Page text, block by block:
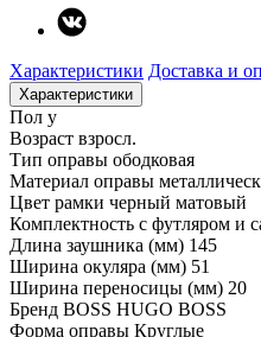
Характеристики Доставка и
Характеристики
Пол у
Возраст взросл.
Тип оправы ободковая
Материал оправы
Цвет рамки черный матовый
Комплектность с футляром и
Длина заушника (мм) 145
Ширина окуляра (мм) 51
Ширина переносицы (мм) 20
Бренд BOSS HUGO BOSS
Форма оправы Круглые